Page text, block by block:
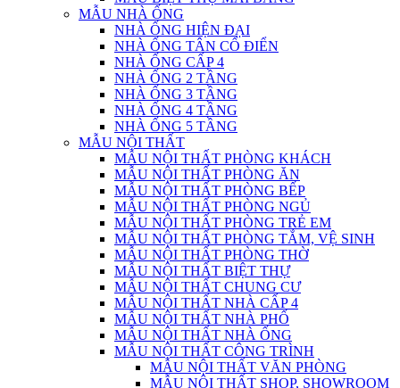
MẪU NHÀ ỐNG
NHÀ ỐNG HIỆN ĐẠI
NHÀ ỐNG TÂN CỔ ĐIỂN
NHÀ ỐNG CẤP 4
NHÀ ỐNG 2 TẦNG
NHÀ ỐNG 3 TẦNG
NHÀ ỐNG 4 TẦNG
NHÀ ỐNG 5 TẦNG
MẪU NỘI THẤT
MẪU NỘI THẤT PHÒNG KHÁCH
MẪU NỘI THẤT PHÒNG ĂN
MẪU NỘI THẤT PHÒNG BẾP
MẪU NỘI THẤT PHÒNG NGỦ
MẪU NỘI THẤT PHÒNG TRẺ EM
MẪU NỘI THẤT PHÒNG TẮM, VỆ SINH
MẪU NỘI THẤT PHÒNG THỜ
MẪU NỘI THẤT BIỆT THỰ
MẪU NỘI THẤT CHUNG CƯ
MẪU NỘI THẤT NHÀ CẤP 4
MẪU NỘI THẤT NHÀ PHỐ
MẪU NỘI THẤT NHÀ ỐNG
MẪU NỘI THẤT CÔNG TRÌNH
MẪU NỘI THẤT VĂN PHÒNG
MẪU NỘI THẤT SHOP, SHOWROOM